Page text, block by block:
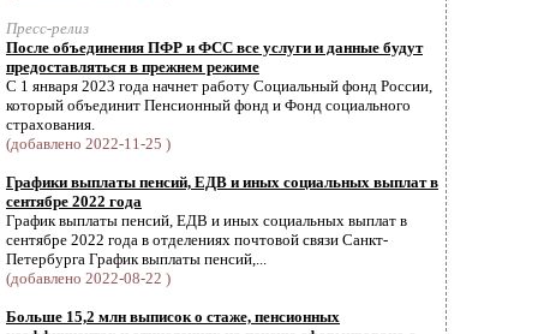
Пресс-релиз
После объединения ПФР и ФСС все услуги и данные будут
предоставляться в прежнем режиме
С 1 января 2023 года начнет работу Социальный фонд России,
который объединит Пенсионный фонд и Фонд социального
страхования.
(добавлено 2022-11-25 )
Графики выплаты пенсий, ЕДВ и иных социальных выплат в
сентябре 2022 года
График выплаты пенсий, ЕДВ и иных социальных выплат в
сентябре 2022 года в отделениях почтовой связи Санкт-
Петербурга График выплаты пенсий,...
(добавлено 2022-08-22 )
Больше 15,2 млн выписок о стаже, пенсионных